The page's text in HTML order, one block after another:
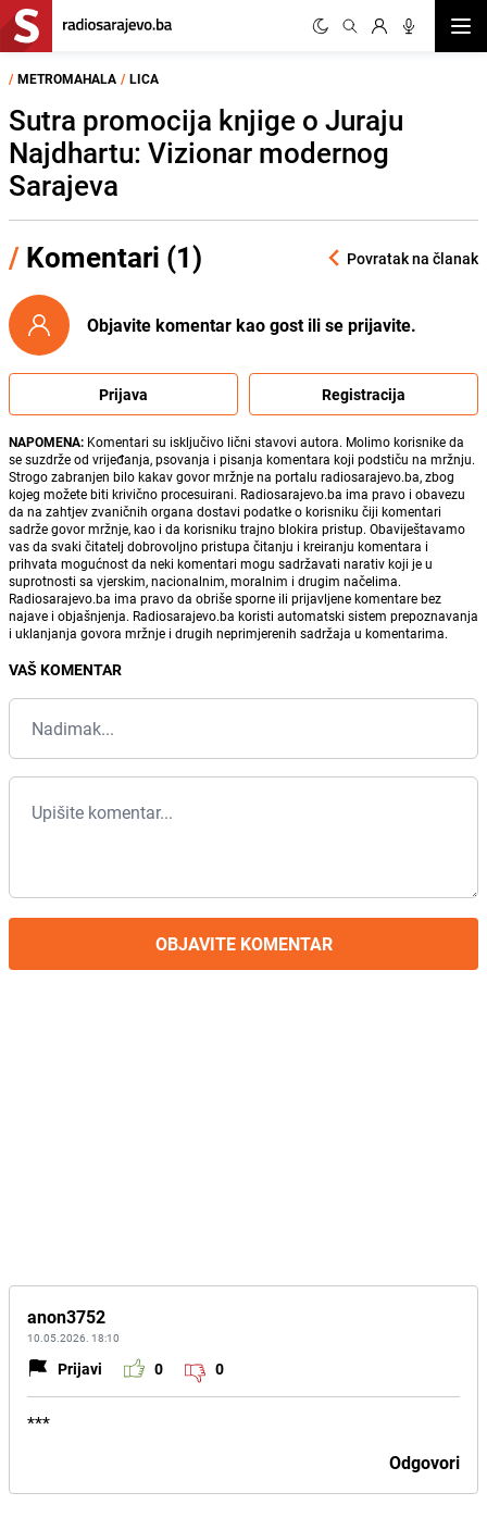
/ METROMAHALA / LICA
Sutra promocija knjige o Juraju
Najdhartu: Vizionar modernog
Sarajeva
/ Komentari (1) Povratak na članak
Objavite komentar kao gost ili se prijavite.
Prijava Registracija
NAPOMENA: Komentari su isključivo lični stavovi autora. Molimo korisnike da
se suzdrže od vrijeđanja, psovanja i pisanja komentara koji podstiču na mržnju.
Strogo zabranjen bilo kakav govor mržnje na portalu radiosarajevo.ba, zbog
kojeg možete biti krivično procesuirani. Radiosarajevo.ba ima pravo i obavezu
da na zahtjev zvaničnih organa dostavi podatke o korisniku čiji komentari
sadrže govor mržnje, kao i da korisniku trajno blokira pristup. Obaviještavamo
vas da svaki čitatelj dobrovoljno pristupa čitanju i kreiranju komentara i
prihvata mogućnost da neki komentari mogu sadržavati narativ koji je u
suprotnosti sa vjerskim, nacionalnim, moralnim i drugim načelima.
Radiosarajevo.ba ima pravo da obriše sporne ili prijavljene komentare bez
najave i objašnjenja. Radiosarajevo.ba koristi automatski sistem prepoznavanja
i uklanjanja govora mržnje i drugih neprimjerenih sadržaja u komentarima.
VAŠ KOMENTAR
OBJAVITE KOMENTAR
anon3752
10.05.2026. 18:10
Prijavi 0 0
***
Odgovori